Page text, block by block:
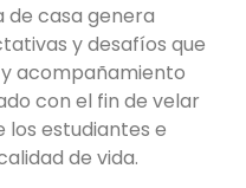
de casa genera
y desafíos que
acompañamiento
con el fin de velar
estudiantes e
de vida.